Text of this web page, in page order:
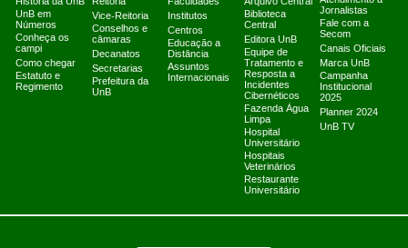
UnB em
Números
Conheça os
campi
Como chegar
Estatuto e
Regimento
Vice-Reitoria
Conselhos e
câmaras
Decanatos
Secretarias
Prefeitura da
UnB
Institutos
Centros
Educação a
Distância
Assuntos
Internacionais
Biblioteca
Central
Editora UnB
Equipe de
Tratamento e
Resposta a
Incidentes
Cibernéticos
Fazenda Água
Limpa
Hospital
Universitário
Hospitais
Veterinários
Restaurante
Universitário
Jornalistas
Fale com a
Secom
Canais Oficiais
Marca UnB
Campanha
Institucional
2025
Planner 2024
UnB TV